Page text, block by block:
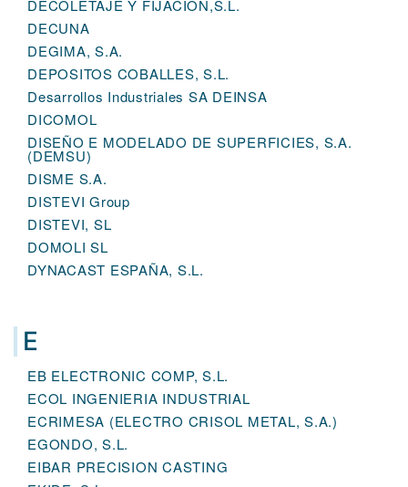
DECOLETAJE Y FIJACION,S.L.
DECUNA
DEGIMA, S.A.
DEPOSITOS COBALLES, S.L.
Desarrollos Industriales SA DEINSA
DICOMOL
DISEÑO E MODELADO DE SUPERFICIES, S.A.
(DEMSU)
DISME S.A.
DISTEVI Group
DISTEVI, SL
DOMOLI SL
DYNACAST ESPAÑA, S.L.
E
EB ELECTRONIC COMP, S.L.
ECOL INGENIERIA INDUSTRIAL
ECRIMESA (ELECTRO CRISOL METAL, S.A.)
EGONDO, S.L.
EIBAR PRECISION CASTING